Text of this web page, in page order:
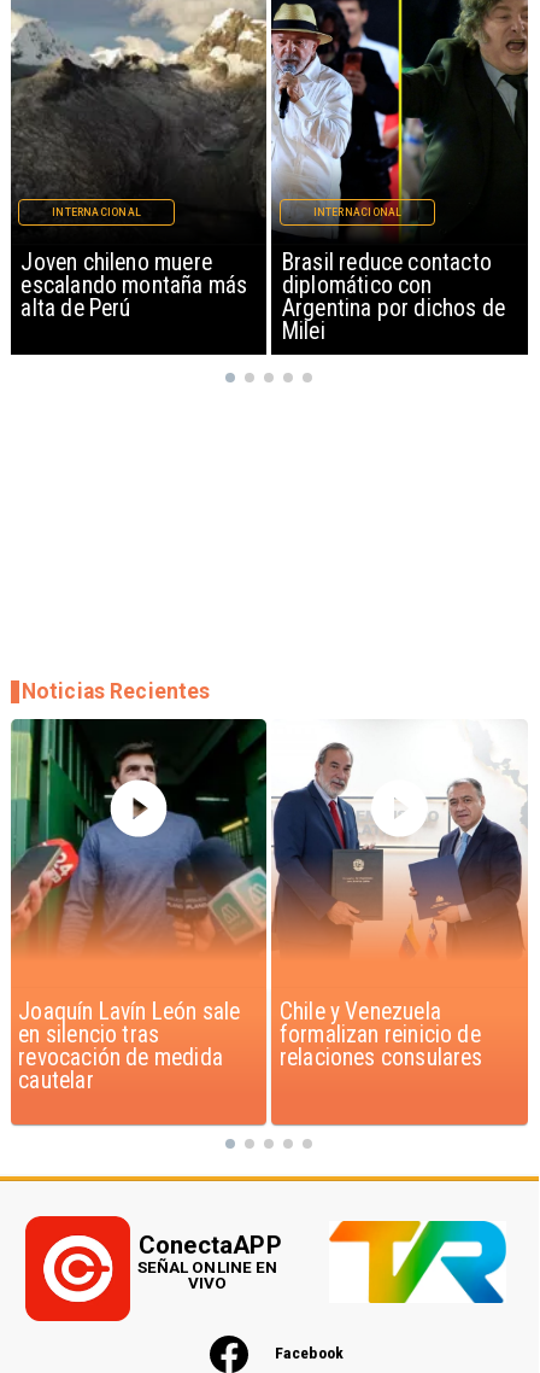
Brasil reduce contacto
diplomático con
Argentina por dichos de
INTERNACIONAL
China restringe
exportación de drones a
EEUU y sanciona
empresas
INTERNACIONAL
Chile y Venezuela
formalizan reinicio de
relaciones consulares
Feriantes rechazan
dichos de Camila Flores
sobre Fabiola Campillai
Noticias Recientes
Facebook
ConectaAPP
SEÑAL ONLINE EN
VIVO